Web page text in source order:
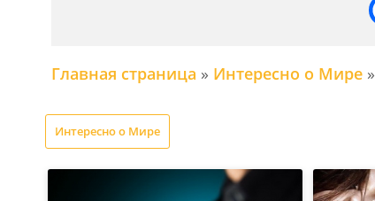
Главная страница » Интересно о Мире»
Интересно о Мире